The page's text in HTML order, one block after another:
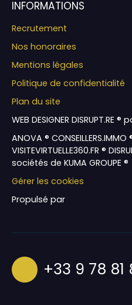
INFORMATIONS
Recrutement
Nos honoraires
Mentions légales
Politique de confidentialité
Plan du site
WEB DESIGNER DISRUPT.RE
ANOVA ® CONSEILLERS.IMMO
VISITEVIRTUELLE360.FR ®
sociétés de KUMA GROUPE ®
Gérer les cookies
Propulsé par
+33 9 78 81